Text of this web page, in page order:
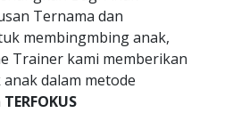
Ternama dan
membingmbing anak,
Trainer kami memberikan
dalam metode
TERFOKUS